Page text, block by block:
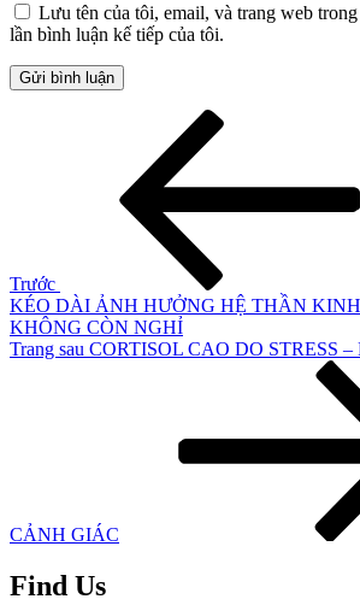
Lưu tên của tôi, email, và trang web
lần bình luận kế tiếp của tôi.
Trước
KÉO DÀI ẢNH HƯỞNG HỆ THẦN
KHÔNG CÒN NGHỈ
Bài
Trang sau CORTISOL CAO DO STRESS
CẢNH GIÁC
Find Us